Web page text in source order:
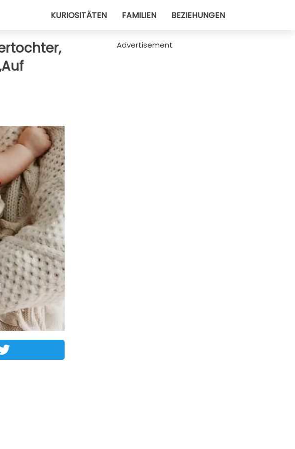
KURIOSITÄTEN FAMILIEN BEZIEHUNGEN
Advertisement